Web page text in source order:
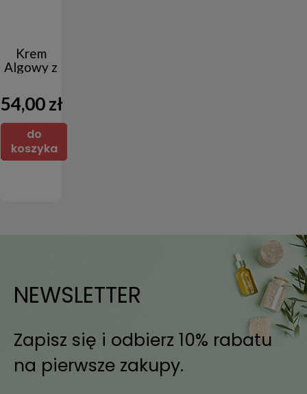
Krem
Algowy z
Q10 60ml
54,00 zł
do
koszyka
NEWSLETTER
Zapisz się i odbierz 10% rabatu
na pierwsze zakupy.